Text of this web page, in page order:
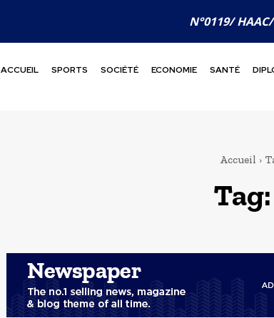
N°0119/
ACCUEIL SPORTS SOCIÉTÉ ECONOMIE SANTÉ
Accueil
Tag: